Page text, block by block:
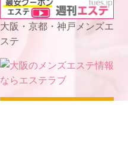
大阪・京都・神戸メンズエ
ステ